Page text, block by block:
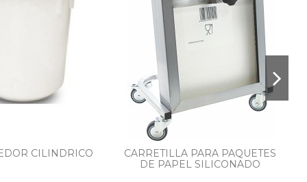
CILINDRICO
CARRETILLA PARA PAQUETES
DE PAPEL SILICONADO